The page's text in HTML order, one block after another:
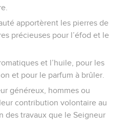
apportèrent les pierres de
précieuses pour l’éfod et le
et l’huile, pour les
et pour le parfum à brûler.
généreux, hommes ou
contribution volontaire au
des travaux que le Seigneur